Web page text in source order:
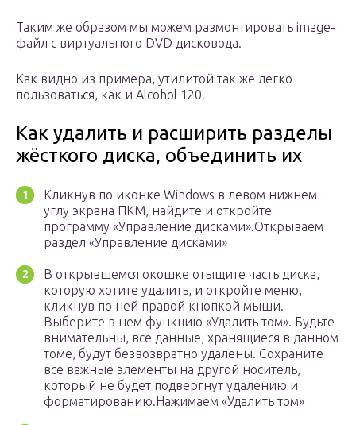
Таким же образом мы можем размонтировать image-
файл с виртуального DVD дисковода.
Как видно из примера, утилитой так же легко
пользоваться, как и Alcohol 120.
Как удалить и расширить разделы
жёсткого диска, объединить их
Кликнув по иконке Windows в левом нижнем
углу экрана ПКМ, найдите и откройте
программу «Управление дисками».Открываем
раздел «Управление дисками»
В открывшемся окошке отыщите часть диска,
которую хотите удалить, и откройте меню,
кликнув по ней правой кнопкой мыши.
Выберите в нем функцию «Удалить том». Будьте
внимательны, все данные, хранящиеся в данном
томе, будут безвозвратно удалены. Сохраните
все важные элементы на другой носитель,
который не будет подвергнут удалению и
форматированию.Нажимаем «Удалить том»